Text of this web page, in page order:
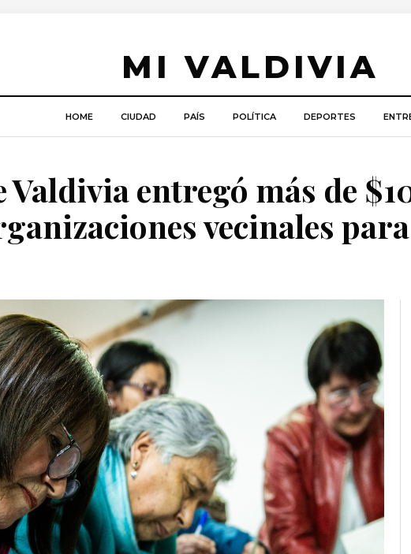
MI VALDIVIA
HOME CIUDAD PAÍS POLÍTICA DEPORTES
entregó más de
vecinales